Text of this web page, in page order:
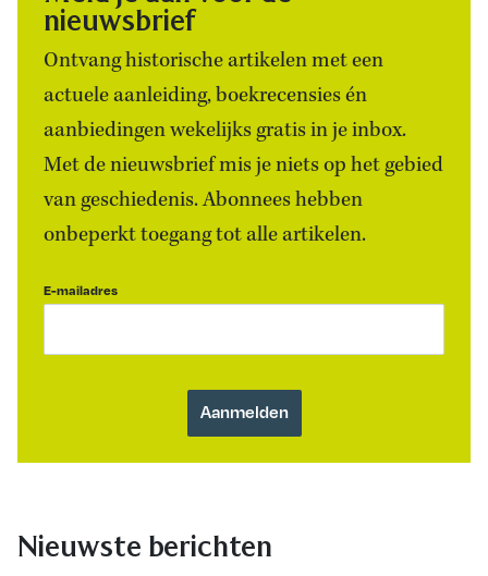
nieuwsbrief
Ontvang historische artikelen met een
actuele aanleiding, boekrecensies én
aanbiedingen wekelijks gratis in je inbox.
Met de nieuwsbrief mis je niets op het gebied
van geschiedenis. Abonnees hebben
onbeperkt toegang tot alle artikelen.
E-mailadres
Nieuwste berichten